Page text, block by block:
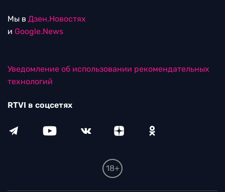
Мы в Дзен.Новостях
и Google.News
Уведомление об использовании рекомендательных
технологий
RTVI в соцсетях
18+